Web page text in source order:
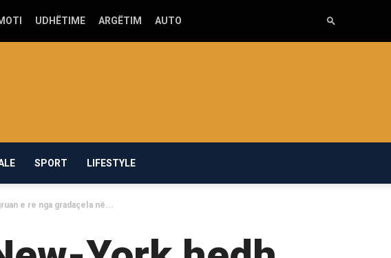
UDHËTIME ARGËTIM AUTO
SPORT LIFESTYLE
e re nga gradaçela në...